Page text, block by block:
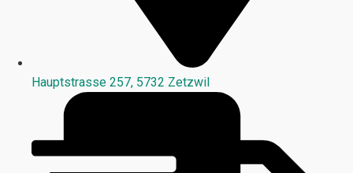
Hauptstrasse 257, 5732 Zetzwil